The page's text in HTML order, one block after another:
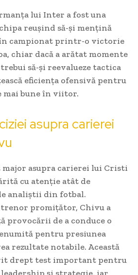
lui Inter a fost una
reușind să-și mențină
campionat printr-o victorie
chiar dacă a arătat momente
să-și reevalueze tactica
eficiența ofensivă pentru
mai bune în viitor.
asupra carierei
major asupra carierei lui Cristi
cu atenție atât de
analiștii din fotbal.
promițător, Chivu a
provocării de a conduce o
pentru presiunea
rezultate notabile. Această
drept test important pentru